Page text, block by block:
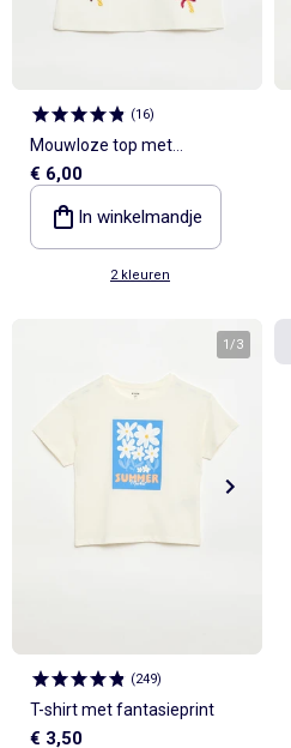
(16)
Mouwloze top met
fantasieborduursels
€ 6,00
In winkelmandje
2 kleuren
1/3
(249)
T-shirt met fantasieprint
€ 3,50